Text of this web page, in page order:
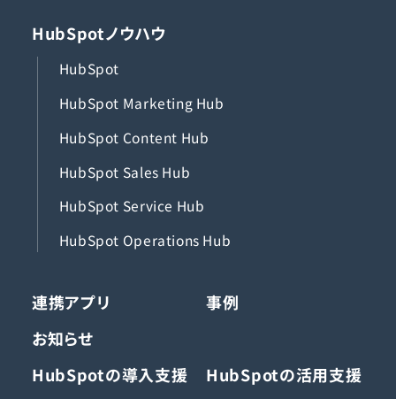
HubSpotノウハウ
HubSpot
HubSpot Marketing Hub
HubSpot Content Hub
HubSpot Sales Hub
HubSpot Service Hub
HubSpot Operations Hub
連携アプリ
事例
お知らせ
HubSpotの導入支援
HubSpotの活用支援